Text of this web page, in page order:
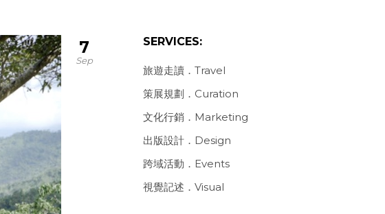
7
Sep
SERVICES:
旅遊走讀．Travel
策展規劃．Curation
文化行銷．Marketing
出版設計．Design
跨域活動．Events
視覺記述．Visual